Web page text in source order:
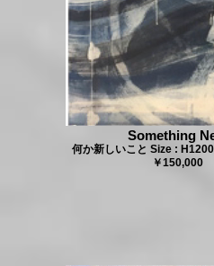
Something
何か新しいこと Size :
￥150,000